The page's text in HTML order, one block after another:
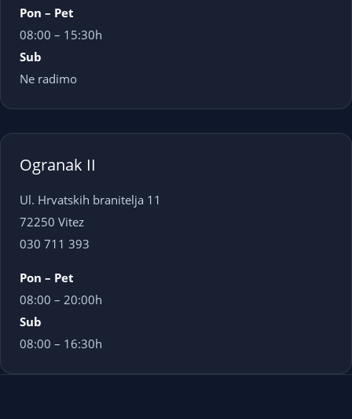
Pon – Pet
08:00 – 15:30h
Sub
Ne radimo
Ogranak II
Ul. Hrvatskih branitelja 11
72250 Vitez
030 711 393
Pon – Pet
08:00 – 20:00h
Sub
08:00 – 16:30h